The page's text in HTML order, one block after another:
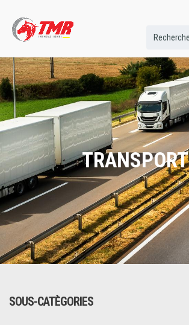
TRANSPORT
SOUS-CATÈGORIES